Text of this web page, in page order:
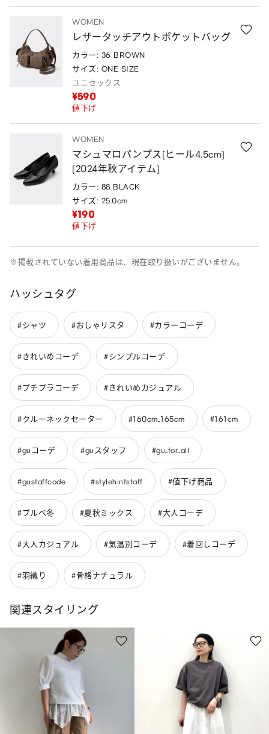
WOMEN
レザータッチアウトポケットバッグ
カラー: 36 BROWN
サイズ: ONE SIZE
ユニセックス
¥590
値下げ
WOMEN
マシュマロパンプス(ヒール4.5cm)
(2024年秋アイテム)
カラー: 88 BLACK
サイズ: 25.0cm
¥190
値下げ
※掲載されていない着用商品は、現在取り扱いがございません。
ハッシュタグ
#シャツ #おしゃリスタ #カラーコーデ
#きれいめコーデ #シンプルコーデ
#プチプラコーデ #きれいめカジュアル
#クルーネックセーター #160cm_165cm #161cm
#guコーデ #guスタッフ #gu_for_all
#gustaffcode #stylehintstaff #値下げ商品
#ブルベ冬 #夏秋ミックス #大人コーデ
#大人カジュアル #気温別コーデ #着回しコーデ
#羽織り #骨格ナチュラル
関連スタイリング